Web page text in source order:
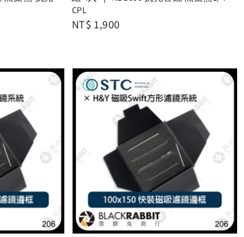
CPL
Regular
NT$ 1,900